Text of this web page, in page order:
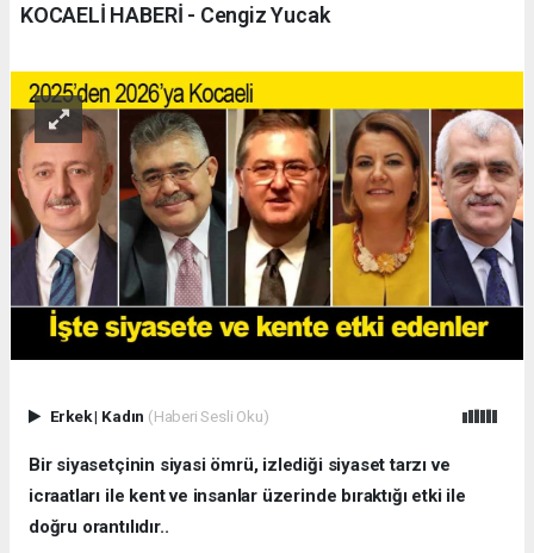
KOCAELİ HABERİ - Cengiz Yucak
Erkek| Kadın (Haberi Sesli Oku)
Bir siyasetçinin siyasi ömrü, izlediği siyaset tarzı ve
icraatları ile kent ve insanlar üzerinde bıraktığı etki ile
doğru orantılıdır..